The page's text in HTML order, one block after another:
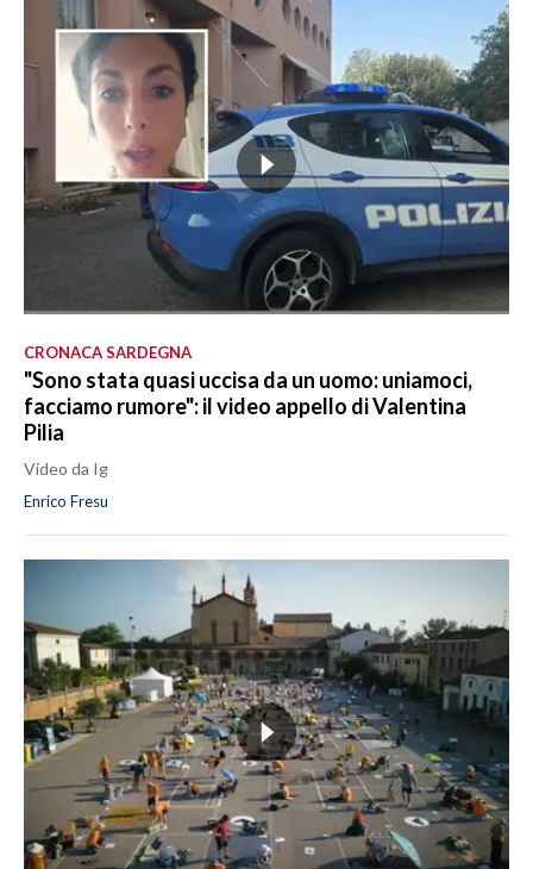
CRONACA SARDEGNA
"Sono stata quasi uccisa da un uomo: uniamoci,
facciamo rumore": il video appello di Valentina
Pilia
Video da Ig
Enrico Fresu